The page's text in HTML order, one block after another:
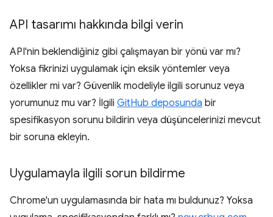
API tasarımı hakkında bilgi verin
API'nin beklendiğiniz gibi çalışmayan bir yönü var mı?
Yoksa fikrinizi uygulamak için eksik yöntemler veya
özellikler mi var? Güvenlik modeliyle ilgili sorunuz veya
yorumunuz mu var? İlgili GitHub deposunda bir
spesifikasyon sorunu bildirin veya düşüncelerinizi mevcut
bir soruna ekleyin.
Uygulamayla ilgili sorun bildirme
Chrome'un uygulamasında bir hata mı buldunuz? Yoksa